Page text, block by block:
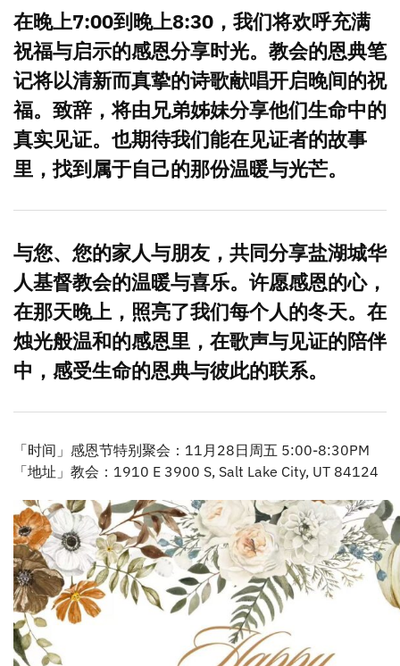
在晚上7:00到晚上8:30，我们将欢呼充满
祝福与启示的感恩分享时光。教会的恩典笔
记将以清新而真挚的诗歌献唱开启晚间的祝
福。致辞，将由兄弟姊妹分享他们生命中的
真实见证。也期待我们能在见证者的故事
里，找到属于自己的那份温暖与光芒。
与您、您的家人与朋友，共同分享盐湖城华
人基督教会的温暖与喜乐。许愿感恩的心，
在那天晚上，照亮了我们每个人的冬天。在
烛光般温和的感恩里，在歌声与见证的陪伴
中，感受生命的恩典与彼此的联系。
「时间」感恩节特别聚会：11月28日周五 5:00-8:30PM
「地址」教会：1910 E 3900 S, Salt Lake City, UT 84124